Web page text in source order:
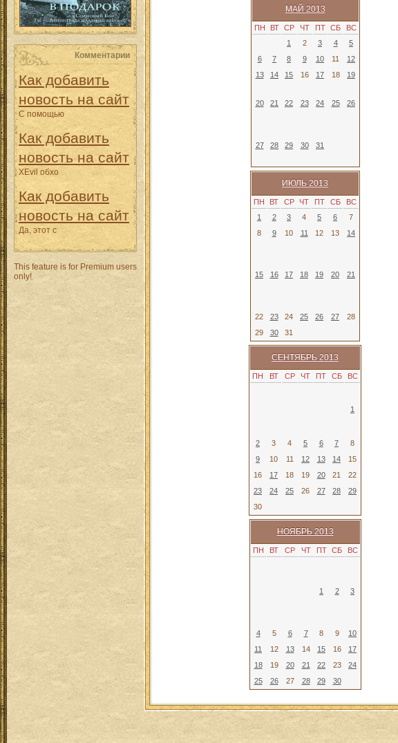
Комментарии
Как добавить
новость на сайт
С помощью
Как добавить
новость на сайт
XEvil обхо
Как добавить
новость на сайт
Да, этот с
This feature is for Premium users
only!
МАЙ 2013
ПН ВТ СР ЧТ ПТ СБ
ВС
1
2 3 4
5
6
7 8 9 10 11
12
13
14 15 16 17 18 19
20 21 22 23 24 25 26
27 28 29 30 31
ИЮЛЬ 2013
ПН ВТ СР ЧТ ПТ СБ
ВС
1
2 3 4 5 6
7
8
9 10 11 12 13 14
15 16 17 18 19 20 21
22 23 24 25 26 27
28
29
30 31
СЕНТЯБРЬ 2013
ПН ВТ СР ЧТ ПТ СБ ВС
1
2 3 4 5 6 7
8
9
10 11 12 13 14
15
16
17 18 19 20 21
22
23
24 25 26 27 28
29
30
НОЯБРЬ 2013
ПН ВТ СР ЧТ ПТ СБ ВС
1 2 3
4 5 6 7 8 9
10
11
12 13 14 15 16
17
18
19 20 21 22 23
24
25
26 27 28 29 30